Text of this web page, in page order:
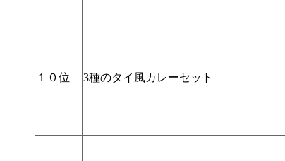
１０位 3種のタイ風カレーセット